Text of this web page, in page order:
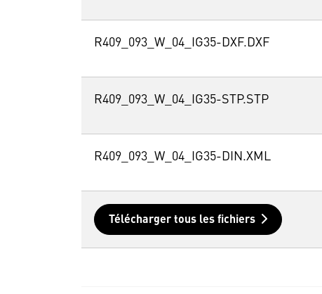
R409_093_W_04_IG35-DXF.DXF
R409_093_W_04_IG35-STP.STP
R409_093_W_04_IG35-DIN.XML
Télécharger tous les fichiers